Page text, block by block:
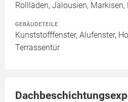
Rollläden, Jalousien,
GEBÄUDETEILE
Kunststofffenster, Alufenster,
Terrassentür